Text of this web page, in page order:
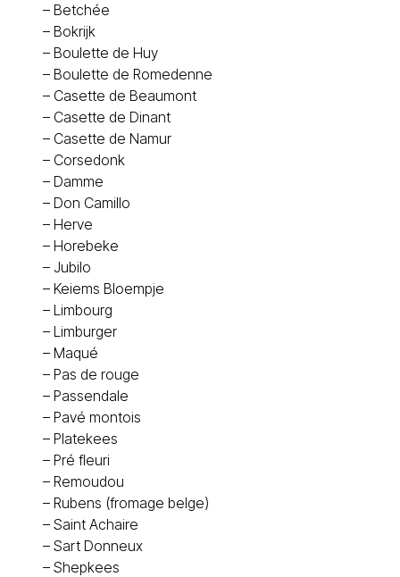
– Betchée
– Bokrijk
– Boulette de Huy
– Boulette de Romedenne
– Casette de Beaumont
– Casette de Dinant
– Casette de Namur
– Corsedonk
– Damme
– Don Camillo
– Herve
– Horebeke
– Jubilo
– Keiems Bloempje
– Limbourg
– Limburger
– Maqué
– Pas de rouge
– Passendale
– Pavé montois
– Platekees
– Pré fleuri
– Remoudou
– Rubens (fromage belge)
– Saint Achaire
– Sart Donneux
– Shepkees